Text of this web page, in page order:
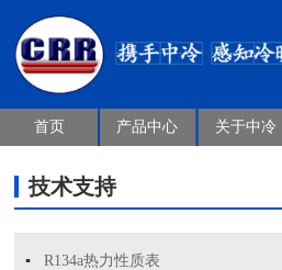
首页 产品中心 关于中冷
技术支持
▪R134a热力性质表